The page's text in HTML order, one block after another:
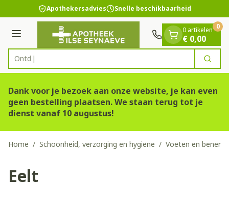
Ga naar de inhoud
1 van 1 Apothekersadvies Snelle beschikbaarheid
Menu
Product, merk, categorie... Zoek
0 artikelen
€ 0,00
0
Dank voor je bezoek aan onze website, je kan even
geen bestelling plaatsen. We staan terug tot je
dienst vanaf 10 augustus!
Home / Schoonheid, verzorging en hygiëne / Voeten en benen
Eelt